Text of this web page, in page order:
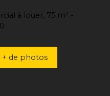
+ de photos